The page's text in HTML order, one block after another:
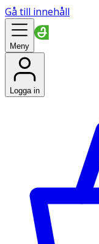
Gå till innehåll
Meny
Logga in